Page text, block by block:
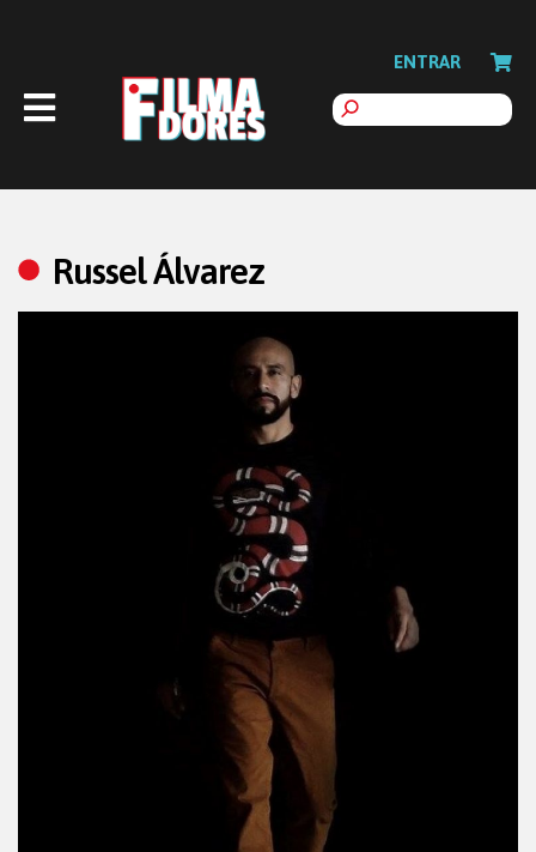
ENTRAR
Russel Álvarez